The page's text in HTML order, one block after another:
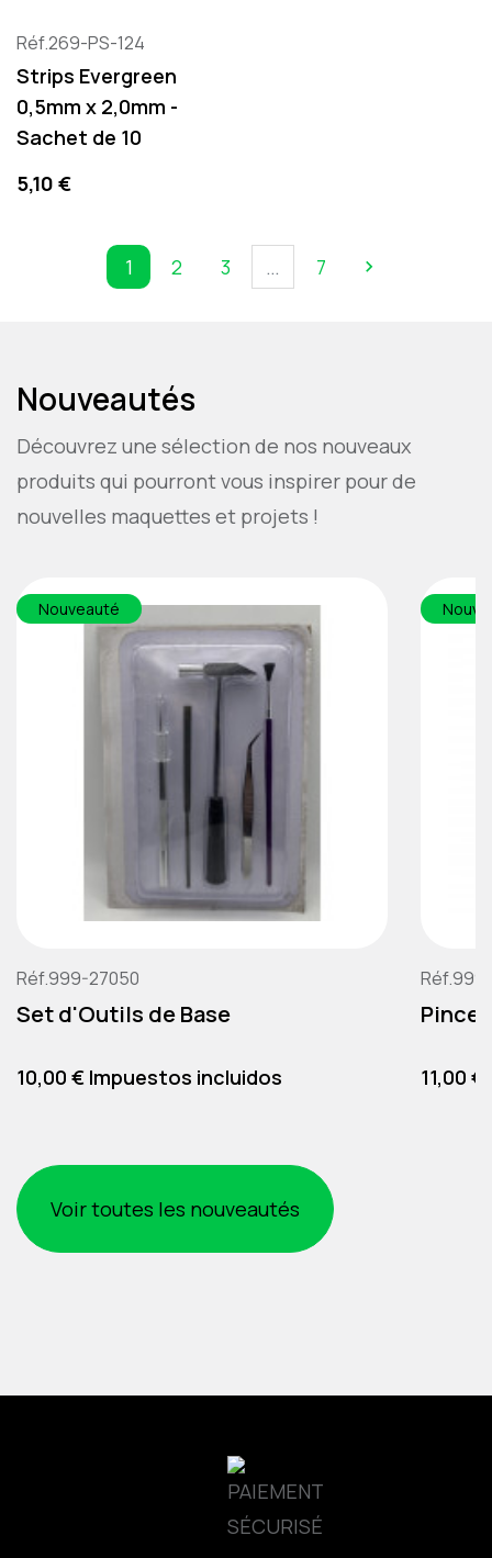
Réf.269-PS-124
Strips Evergreen
0,5mm x 2,0mm -
Sachet de 10
Precio
5,10 €
1 2 3 … 7 
Nouveautés
Découvrez une sélection de nos nouveaux
produits qui pourront vous inspirer pour de
nouvelles maquettes et projets !
Réf.999-27050
Set d'Outils de Base
Precio
10,00 € Impuestos incluidos
Nouveauté
Pince
Precio
11,00
Voir toutes les nouveautés